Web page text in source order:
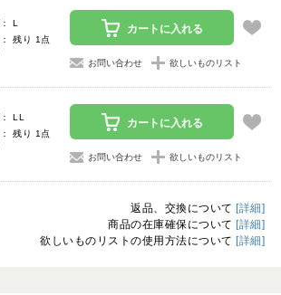
L
残り 1点
カートに入れる
お問い合わせ 欲しいものリスト
LL
残り 1点
カートに入れる
お問い合わせ 欲しいものリスト
返品、交換について [詳細]
商品の在庫確保について [詳細]
欲しいものリストの使用方法について [詳細]